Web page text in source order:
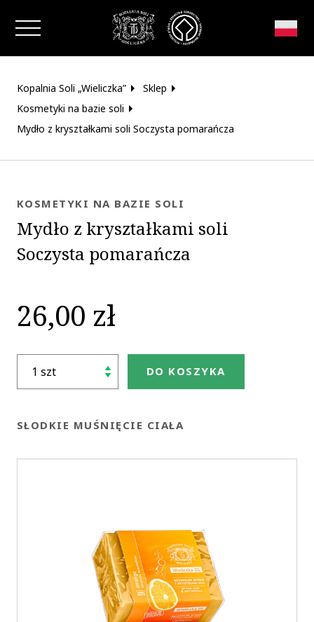
Zamknij okno
Kopalnia Soli „Wieliczka”
Sklep
Kosmetyki na bazie soli
Mydło z kryształkami soli Soczysta pomarańcza
KOSMETYKI NA BAZIE SOLI
Mydło z kryształkami soli
Soczysta pomarańcza
26,00 zł
DO KOSZYKA
SŁODKIE MUŚNIĘCIE CIAŁA